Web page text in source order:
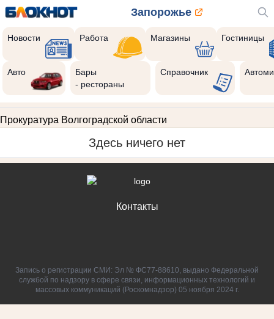
Запорожье
Новости Работа Магазины Гостиницы
Авто
Бары
- рестораны
Справочник
Прокуратура Волгоградской области
Здесь ничего нет
Контакты
Запись о регистрации СМИ: Эл № ФС77-88610, выдано Федеральной
службой по надзору в сфере связи, информационных технологий и
массовых коммуникаций (Роскомнадзор) 05 ноября 2024 г.